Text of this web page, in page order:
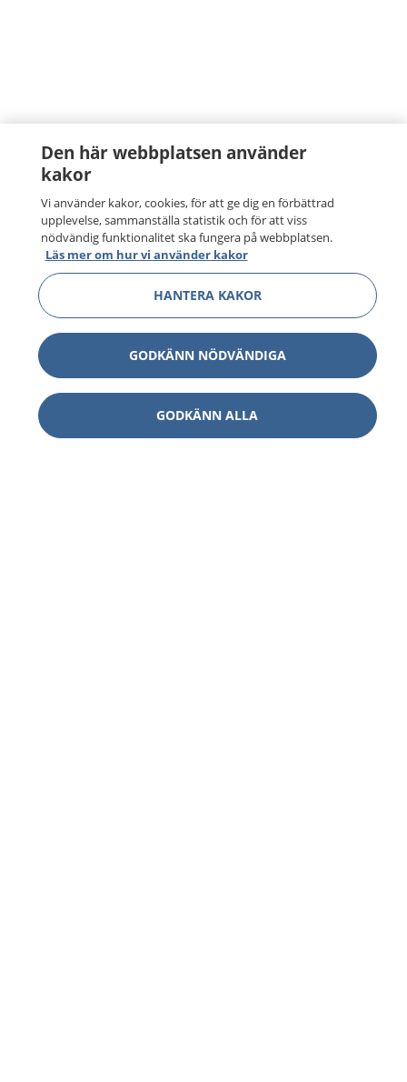
Den här webbplatsen använder
kakor
Vi använder kakor, cookies, för att ge dig en förbättrad
upplevelse, sammanställa statistik och för att viss
nödvändig funktionalitet ska fungera på webbplatsen.
Läs mer om hur vi använder kakor
HANTERA KAKOR
GODKÄNN NÖDVÄNDIGA
GODKÄNN ALLA